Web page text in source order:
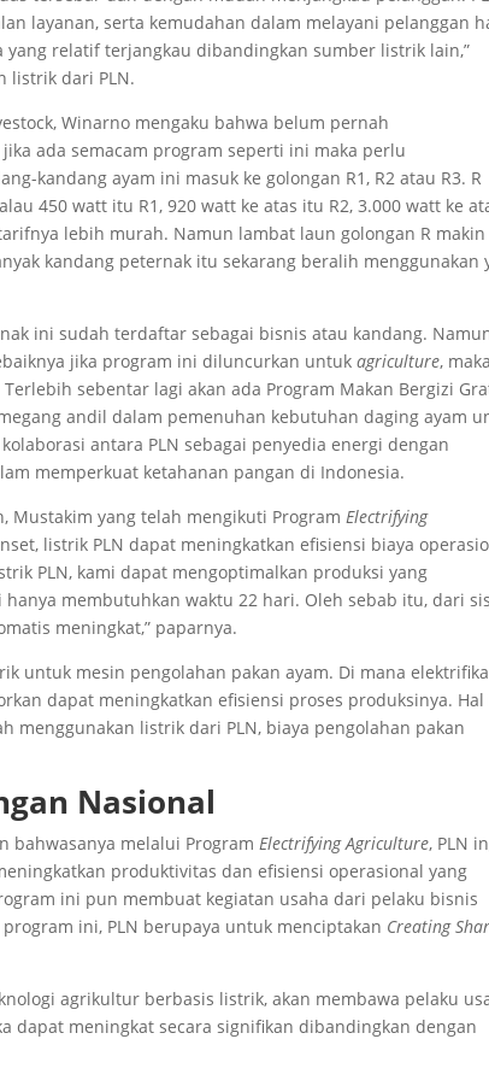
layanan, serta kemudahan dalam melayani pelanggan
yang relatif terjangkau dibandingkan sumber listrik lain,”
listrik dari PLN.
Winarno mengaku bahwa belum pernah
ada semacam program seperti ini maka perlu
kandang ayam ini masuk ke golongan R1, R2 atau R3. R
450 watt itu R1, 920 watt ke atas itu R2, 3.000 watt ke
lebih murah. Namun lambat laun golongan R makin
kandang peternak itu sekarang beralih menggunakan
ini sudah terdaftar sebagai bisnis atau kandang.
jika program ini diluncurkan untukagriculture, maka
sebentar lagi akan ada Program Makan Bergizi
andil dalam pemenuhan kebutuhan daging ayam
antara PLN sebagai penyedia energi dengan
memperkuat ketahanan pangan di Indonesia.
Mustakim yang telah mengikuti ProgramElectrifying
listrik PLN dapat meningkatkan efisiensi biaya
PLN, kami dapat mengoptimalkan produksi yang
membutuhkan waktu 22 hari. Oleh sebab itu, dari
meningkat,” paparnya.
untuk mesin pengolahan pakan ayam. Di mana
dapat meningkatkan efisiensi proses produksinya. Hal
menggunakan listrik dari PLN, biaya pengolahan pakan
Nasional
bahwasanya melalui ProgramElectrifying Agriculture, PLN
produktivitas dan efisiensi operasional yang
ini pun membuat kegiatan usaha dari pelaku bisnis
ini, PLN berupaya untuk menciptakan Creating
agrikultur berbasis listrik, akan membawa pelaku
dapat meningkat secara signifikan dibandingkan dengan